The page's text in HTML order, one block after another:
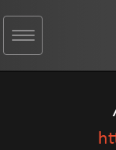
Toggle
navigation